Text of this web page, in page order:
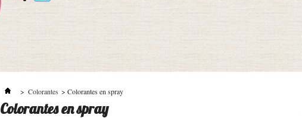
> Colorantes > Colorantes en spray
Colorantes en spray